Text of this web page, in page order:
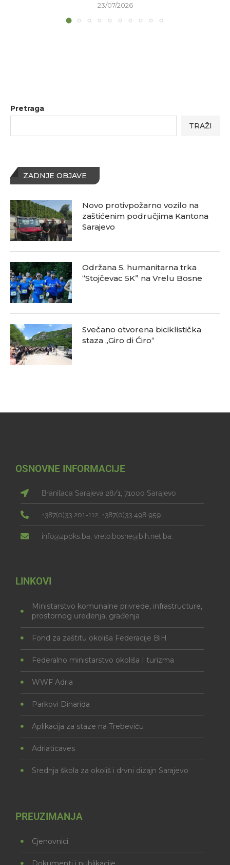
23/07/2026
Pretraga
TRAŽI
ZADNJE OBJAVE
Novo protivpožarno vozilo na
zaštićenim područjima Kantona
Sarajevo
Održana 5. humanitarna trka
“Stojčevac 5K” na Vrelu Bosne
Svečano otvorena biciklistička
staza „Giro di Ćiro“
OSNOVNE INFORMACIJE
Branilaca Sarajeva 28/1, 71000 Sarajevo
+387(0)33 201-112, +387(0)33 498 959
info@zppks.ba, vrelo.bosne@bih.net.ba.
LINKOVI
Ministarstvo komunalne privrede, infrastructure,
prostornog uređenja, građenja
Fond za zaštitu okoliša Federacije BiH
Federalno ministarstvo okoliša I turizma
WWF Adria
Parkovi Dinarida
Aplikacija za staze na Trebeviću
Adriaticaves
Srednja škola za okoliš i drvni dizajn Sarajevo
PREUZIMANJA
Cjenovnici